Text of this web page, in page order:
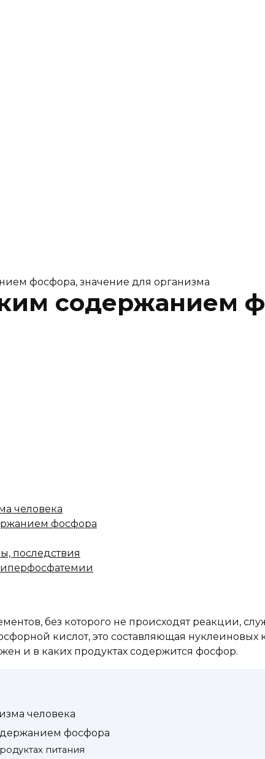
фосфора, значение для организма
содержанием
человека
фосфора
последствия
без которого не происходят реакции,
кислот, это составляющая
и в каких продуктах содержится фосфор.
человека
фосфора
питания